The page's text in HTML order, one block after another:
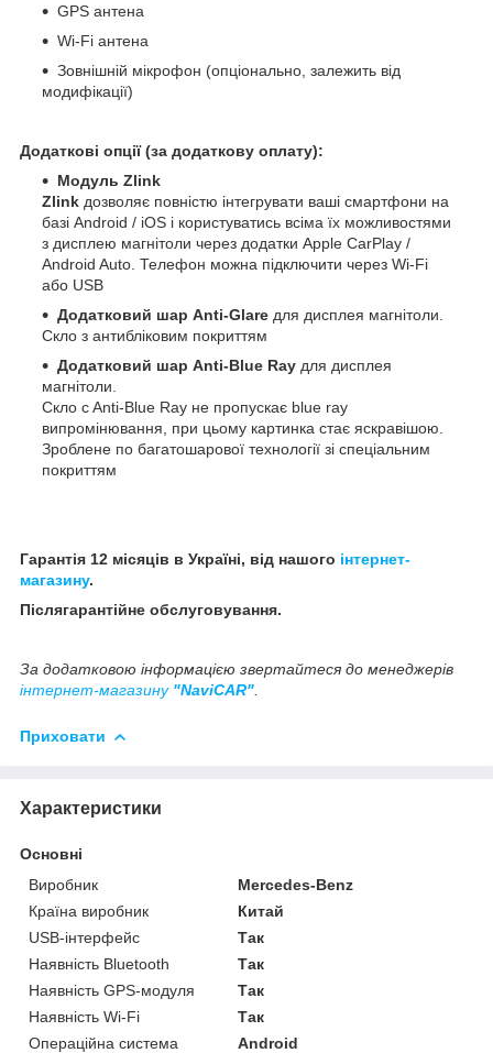
GPS антена
Wi-Fi антена
Зовнішній мікрофон (опціонально, залежить від
модифікації)
Додаткові опції (за додаткову оплату):
Модуль Zlink
Zlink дозволяє повністю інтегрувати ваші смартфони на
базі Android / iOS і користуватись всіма їх можливостями
з дисплею магнітоли через додатки Apple CarPlay /
Android Auto. Телефон можна підключити через Wi-Fi
або USB
Додатковий шар Anti-Glare для дисплея магнітоли.
Скло з антибліковим покриттям
Додатковий шар Anti-Blue Ray для дисплея
магнітоли.
Скло c Anti-Blue Ray не пропускає blue ray
випромінювання, при цьому картинка стає яскравішою.
Зроблене по багатошарової технології зі спеціальним
покриттям
Гарантія 12 місяців в Україні, від нашого інтернет-
магазину.
Післягарантійне обслуговування.
За додатковою інформацією звертайтеся до менеджерів
інтернет-магазину "NaviCAR"
Приховати
Характеристики
Основні
Виробник
Mercedes-Benz
Країна виробник
Китай
USB-інтерфейс
Так
Наявність Bluetooth
Так
Наявність GPS-модуля
Так
Наявність Wi-Fi
Так
Операційна система
Android